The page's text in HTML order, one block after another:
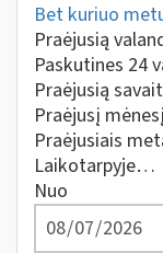
Bet kuriuo
Praėjusią
Paskutines 24
Praėjusią
Praėjusį mėnesį
Praėjusiais
Laikotarpyje…
Nuo